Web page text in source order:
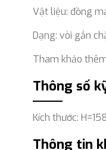
Vật liệu: đồng
Dạng: vòi gắn
Tham khảo
Thông số
Kích thước:
Thông tin